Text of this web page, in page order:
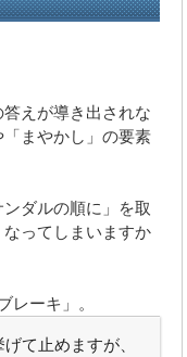
えが導き出されな
まやかし」の要素
ダルの順に」を取
ってしまいますか
レーキ」。
て止めますが、